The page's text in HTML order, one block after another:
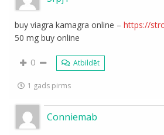
buy viagra kamagra online –https://
50 mg buy online
0 Atbildēt
1 gads pirms
Conniemab